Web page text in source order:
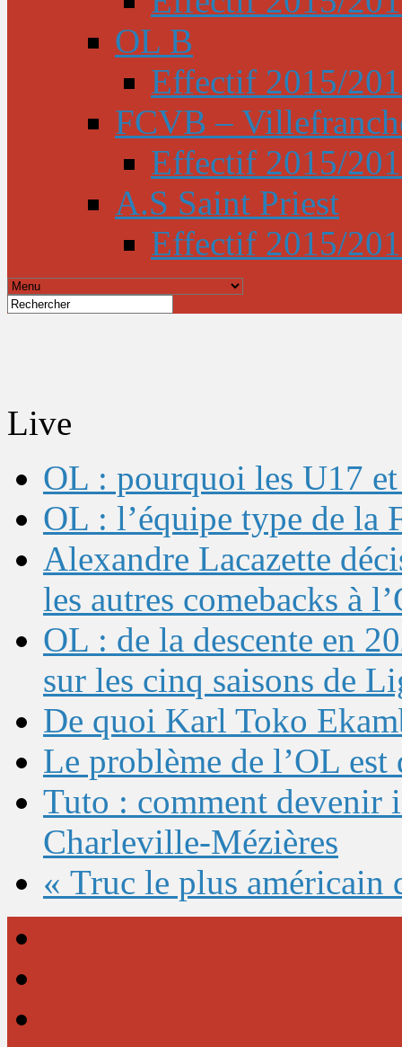
OL B
Effectif 2015/
FCVB –
Effectif 2015/
A.S Saint Priest
Effectif 2015/
Live
OL : pourquoi les U17
OL : l’équipe type de la
Alexandre Lacazette
les autres comebacks à
OL : de la descente en
sur les cinq saisons de
De quoi Karl Toko
Le problème de l’OL
Tuto : comment devenir
Charleville-Mézières
« Truc le plus américain